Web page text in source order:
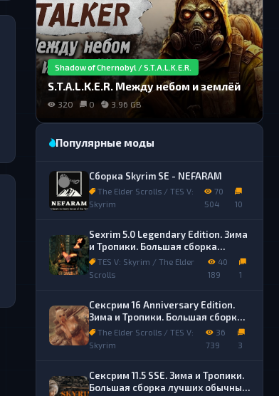
Shadow of Chernobyl / S.T.A.L.K.E.R.
S.T.A.L.K.E.R. Между небом и землёй
320 0 3.96 GB
Популярные моды
Сборка Skyrim SE - NEFARAM
The Elder Scrolls / TES V:
Skyrim
70
504
10
Sexrim 5.0 Legendary Edition. Зима
и Тропики. Большая сборка
лучших обычных и секс модов.
TES V: Skyrim / The Elder
Scrolls
40
189
1
Сексрим 16 Anniversary Edition.
Зима и Тропики. Большая сборка
лучших обычных и секс модов.
The Elder Scrolls / TES V:
Skyrim
36
739
3
Сексрим 11.5 SSE. Зима и Тропики.
Большая сборка лучших обычных